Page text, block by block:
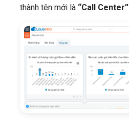
thành tên mới là “Call Center”